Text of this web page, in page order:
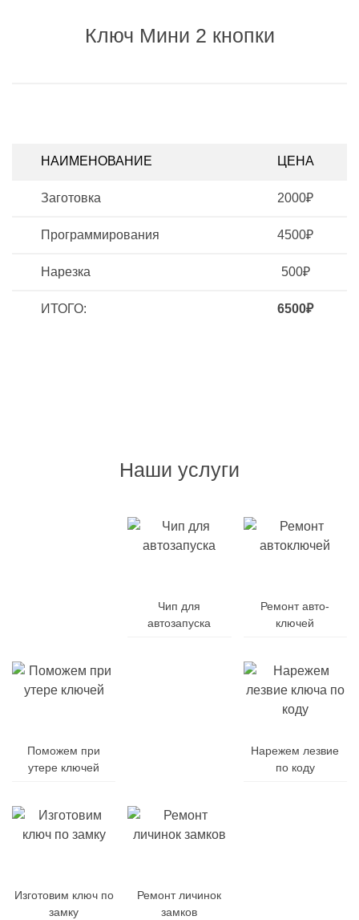
Ключ Мини 2 кнопки
НАИМЕНОВАНИЕ ЦЕНА
Заготовка 2000₽
Программирования 4500₽
Нарезка 500₽
ИТОГО: 6500₽
Наши услуги
Чип для
автозапуска
Ремонт авто-
ключей
Поможем при
утере ключей
Нарежем лезвие
по коду
Изготовим ключ по
замку
Ремонт личинок
замков